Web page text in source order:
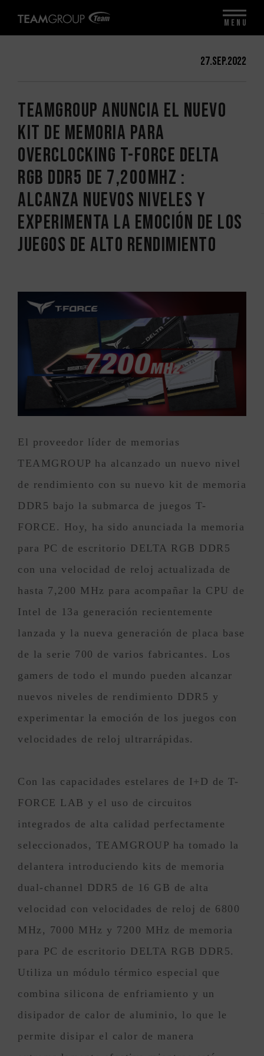
27.Sep.2022
TEAMGROUP anuncia el nuevo
kit de memoria para
overclocking T-FORCE DELTA
RGB DDR5 de 7,200MHz :
Alcanza nuevos niveles y
experimenta la emoción de los
juegos de alto rendimiento
El proveedor líder de memorias
TEAMGROUP ha alcanzado un nuevo nivel
de rendimiento con su nuevo kit de memoria
DDR5 bajo la submarca de juegos T-
FORCE. Hoy, ha sido anunciada la memoria
para PC de escritorio DELTA RGB DDR5
con una velocidad de reloj actualizada de
hasta 7,200 MHz para acompañar la CPU de
Intel de 13a generación recientemente
lanzada y la nueva generación de placa base
de la serie 700 de varios fabricantes. Los
gamers de todo el mundo pueden alcanzar
nuevos niveles de rendimiento DDR5 y
experimentar la emoción de los juegos con
velocidades de reloj ultrarrápidas.
Con las capacidades estelares de I+D de T-
FORCE LAB y el uso de circuitos
integrados de alta calidad perfectamente
seleccionados, TEAMGROUP ha tomado la
delantera introduciendo kits de memoria
dual-channel DDR5 de 16 GB de alta
velocidad con velocidades de reloj de 6800
MHz, 7000 MHz y 7200 MHz de memoria
para PC de escritorio DELTA RGB DDR5.
Utiliza un módulo térmico especial que
combina silicona de enfriamiento y un
disipador de calor de aluminio, lo que le
permite disipar el calor de manera
MENU